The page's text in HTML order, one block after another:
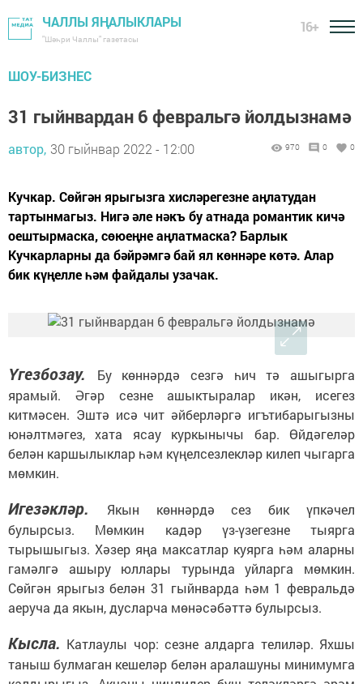
ЧАЛЛЫ ЯҢАЛЫКЛАРЫ
"Шәһри Чаллы" газетасы
16+
ШОУ-БИЗНЕС
31 гыйнвардан 6 февральгә йолдызнамә
автор, 30 гыйнвар 2022 - 12:00 970 0 0
Кучкар. Сөйгән ярыгызга хисләрегезне аңлатудан
тартынмагыз. Нигә әле нәкъ бу атнада романтик кичә
оештырмаска, сөюеңне аңлатмаска? Барлык
Кучкарларны да бәйрәмгә бай ял көннәре көтә. Алар
бик күңелле һәм файдалы узачак.
Үгезбозау.
Бу көннәрдә сезгә һич тә ашыгырга
ярамый. Әгәр сезне ашыктыралар икән, исегез
китмәсен. Эштә исә чит әйберләргә игътибарыгызны
юнәлтмәгез, хата ясау куркынычы бар. Өйдәгеләр
белән каршылыклар һәм күңелсезлекләр килеп чыгарга
мөмкин.
Игезәкләр.
Якын көннәрдә сез бик үпкәчел
булырсыз. Мөмкин кадәр үз-үзегезне тыярга
тырышыгыз. Хәзер яңа максатлар куярга һәм аларны
гамәлгә ашыру юллары турында уйларга мөмкин.
Сөйгән ярыгыз белән 31 гыйнварда һәм 1 февральдә
аеруча да якын, дусларча мөнәсәбәттә булырсыз.
Кысла. Катлаулы чор: сезне алдарга телиләр. Яхшы
таныш булмаган кешеләр белән аралашуны минимумга